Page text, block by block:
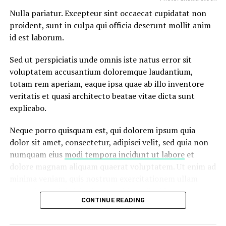
Nulla pariatur. Excepteur sint occaecat cupidatat non
proident, sunt in culpa qui officia deserunt mollit anim
id est laborum.
Sed ut perspiciatis unde omnis iste natus error sit
voluptatem accusantium doloremque laudantium,
totam rem aperiam, eaque ipsa quae ab illo inventore
veritatis et quasi architecto beatae vitae dicta sunt
explicabo.
Neque porro quisquam est, qui dolorem ipsum quia
dolor sit amet, consectetur, adipisci velit, sed quia non
numquam eius modi tempora incidunt ut laboreet
dolore magnam aliquam quaerat voluptatem. Ut enim ad
corporis suscipit laboriosam, nisi ut aliquid ex ea
commodi consequatur.CONTINUE READING